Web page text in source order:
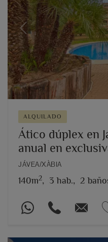
Previous
ALQUILADO
Ático dúplex en
anual en
JÁVEA/XÀBIA
140m2, 3 hab., 2